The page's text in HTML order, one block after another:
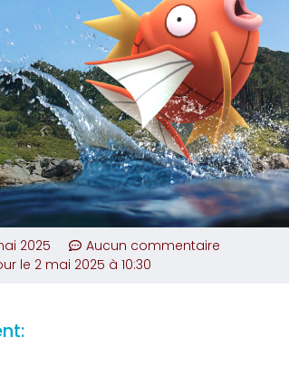
2025
Aucun commentaire
le 2 mai 2025 à 10:30